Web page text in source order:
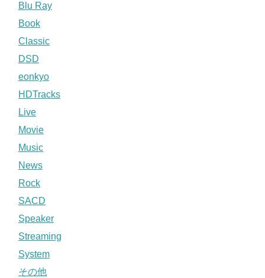
Blu Ray
Book
Classic
DSD
eonkyo
HDTracks
Live
Movie
Music
News
Rock
SACD
Speaker
Streaming
System
その他